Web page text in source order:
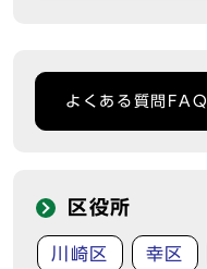
よくある質問FAQ
区役所
川崎区 幸区